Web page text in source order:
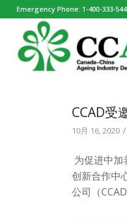
Emergency Phone: 1-400-333-
CCAD受
10月 16, 2020 /
为促进中
创新合作中
公司（